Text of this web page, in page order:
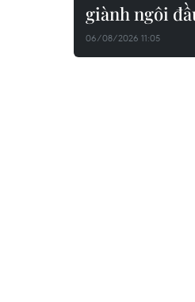
giành ngôi
06/08/2026 11:05